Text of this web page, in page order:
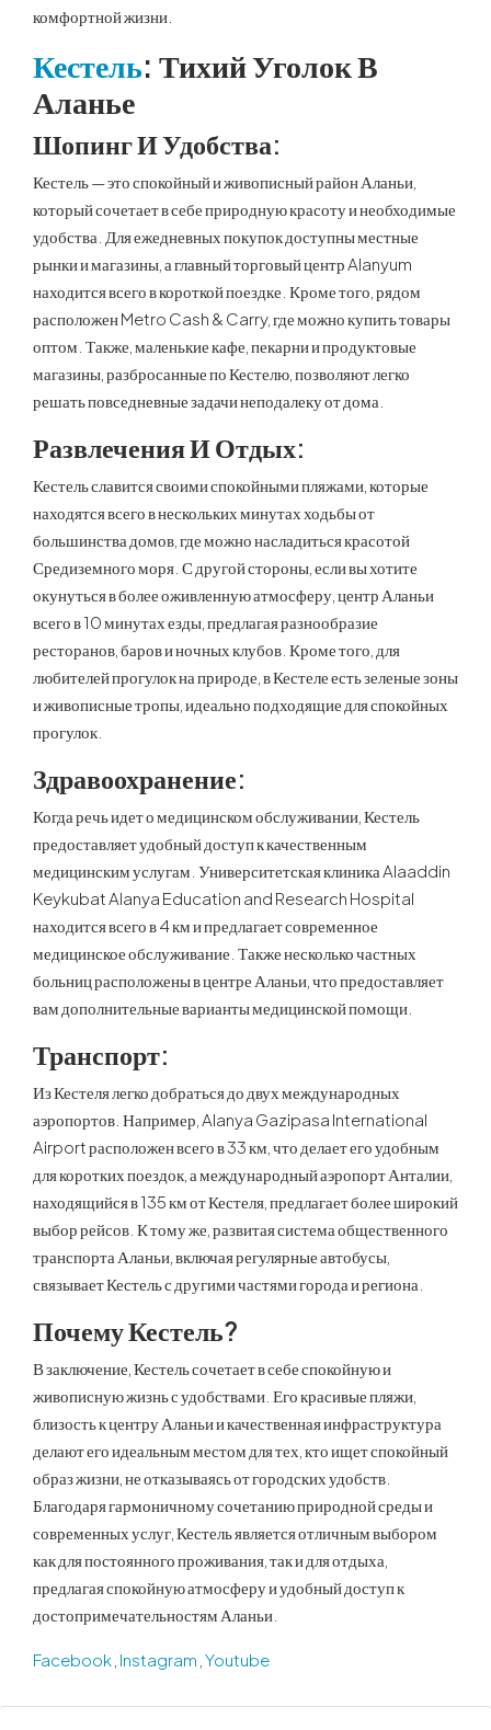
комфортной жизни.
Кестель: Тихий Уголок В
Аланье
Шопинг И Удобства:
Кестель — это спокойный и живописный район Аланьи,
который сочетает в себе природную красоту и необходимые
удобства. Для ежедневных покупок доступны местные
рынки и магазины, а главный торговый центр Alanyum
находится всего в короткой поездке. Кроме того, рядом
расположен Metro Cash & Carry, где можно купить товары
оптом. Также, маленькие кафе, пекарни и продуктовые
магазины, разбросанные по Кестелю, позволяют легко
решать повседневные задачи неподалеку от дома.
Развлечения И Отдых:
Кестель славится своими спокойными пляжами, которые
находятся всего в нескольких минутах ходьбы от
большинства домов, где можно насладиться красотой
Средиземного моря. С другой стороны, если вы хотите
окунуться в более оживленную атмосферу, центр Аланьи
всего в 10 минутах езды, предлагая разнообразие
ресторанов, баров и ночных клубов. Кроме того, для
любителей прогулок на природе, в Кестеле есть зеленые зоны
и живописные тропы, идеально подходящие для спокойных
прогулок.
Здравоохранение:
Когда речь идет о медицинском обслуживании, Кестель
предоставляет удобный доступ к качественным
медицинским услугам. Университетская клиника Alaaddin
Keykubat Alanya Education and Research Hospital
находится всего в 4 км и предлагает современное
медицинское обслуживание. Также несколько частных
больниц расположены в центре Аланьи, что предоставляет
вам дополнительные варианты медицинской помощи.
Транспорт:
Из Кестеля легко добраться до двух международных
аэропортов. Например, Alanya Gazipasa International
Airport расположен всего в 33 км, что делает его удобным
для коротких поездок, а международный аэропорт Анталии,
находящийся в 135 км от Кестеля, предлагает более широкий
выбор рейсов. К тому же, развитая система общественного
транспорта Аланьи, включая регулярные автобусы,
связывает Кестель с другими частями города и региона.
Почему Кестель?
В заключение, Кестель сочетает в себе спокойную и
живописную жизнь с удобствами. Его красивые пляжи,
близость к центру Аланьи и качественная инфраструктура
делают его идеальным местом для тех, кто ищет спокойный
образ жизни, не отказываясь от городских удобств.
Благодаря гармоничному сочетанию природной среды и
современных услуг, Кестель является отличным выбором
как для постоянного проживания, так и для отдыха,
предлагая спокойную атмосферу и удобный доступ к
достопримечательностям Аланьи.
Facebook Instagram Youtube